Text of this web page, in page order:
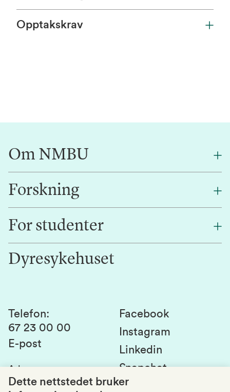
Opptakskrav
Om NMBU
Om oss
Alumni
Kontakt oss
Forskning
Forskning
Innovasjon
For studenter
Studentlivet
Studier og emner
Studenttinget
Si fra om avvik
Dyresykehuset
Telefon:
67 23 00 00
E-post
Adresse:
Postboks 5003
Facebook
Instagram
Linkedin
Snapchat
Dette nettstedet bruker